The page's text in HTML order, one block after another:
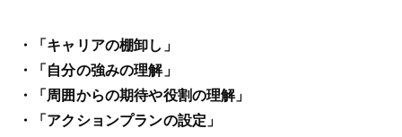
・「キャリアの棚卸し」
・「自分の強みの理解」
・「周囲からの期待や役割の理解」
・「アクションプランの設定」